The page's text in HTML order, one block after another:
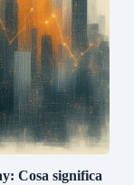
Cosa significa